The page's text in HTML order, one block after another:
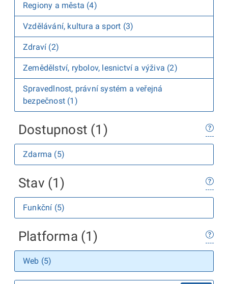
Regiony a města (4)
Vzdělávání, kultura a sport (3)
Zdraví (2)
Zemědělství, rybolov, lesnictví a výživa (2)
Spravedlnost, právní systém a veřejná
bezpečnost (1)
Dostupnost (1)
Zdarma (5)
Stav (1)
Funkční (5)
Platforma (1)
Web (5)